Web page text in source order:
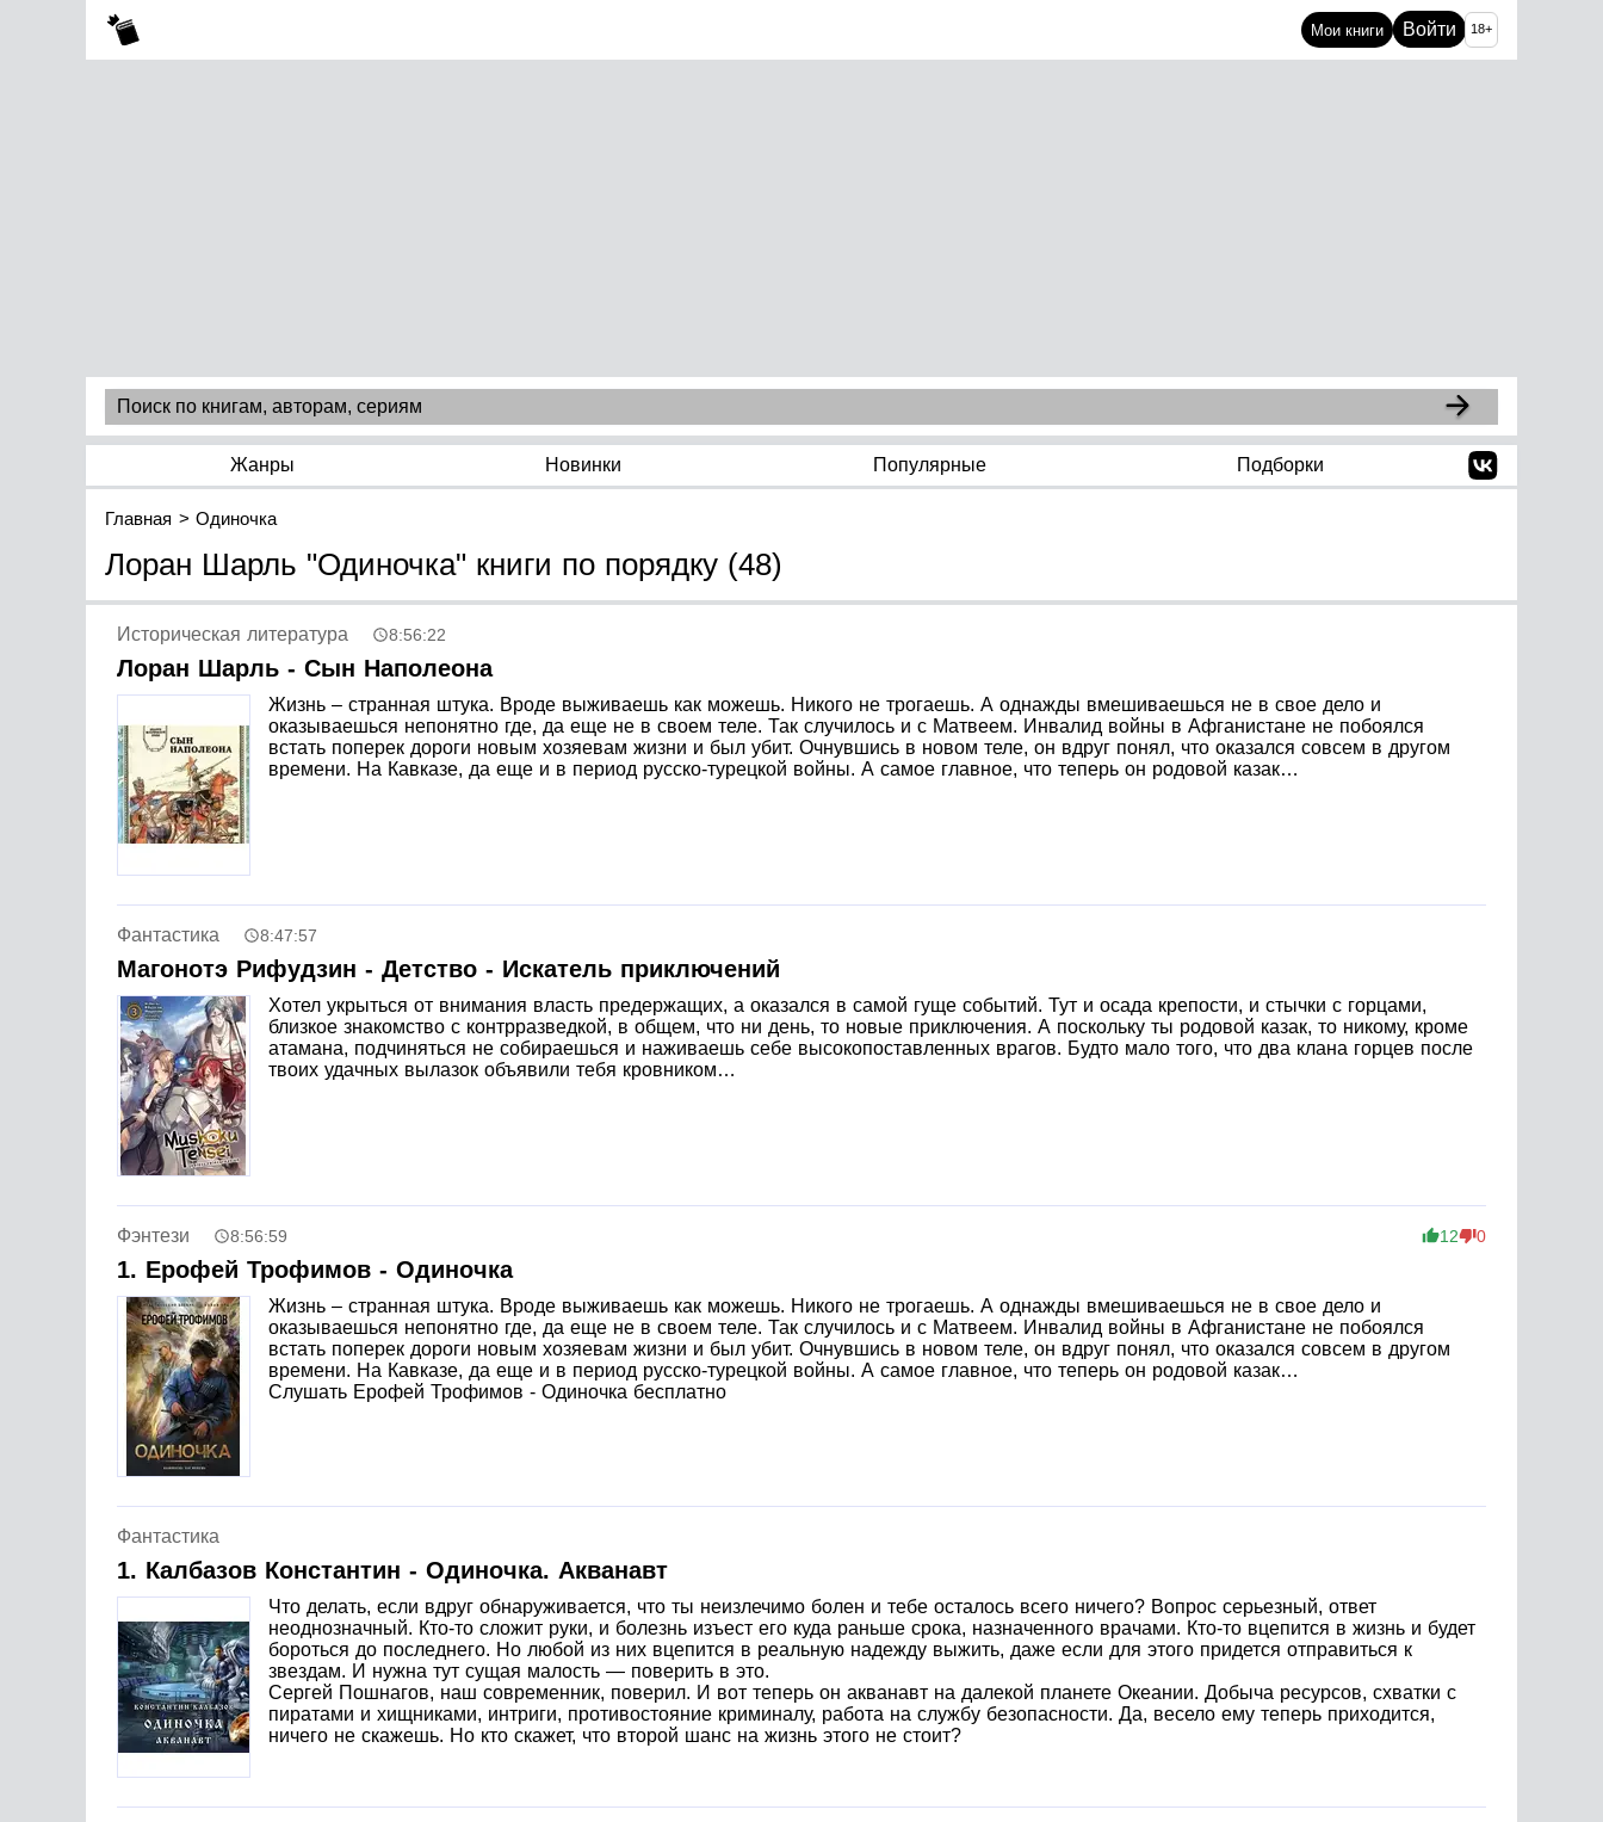
Мои книги Войти 18+
Жанры Новинки Популярные Подборки
Главная Одиночка
Лоран Шарль "Одиночка" книги по порядку (48)
Историческая литература 8:56:22
Лоран Шарль - Сын Наполеона
Жизнь – странная штука. Вроде выживаешь как можешь. Никого не трогаешь. А однажды вмешиваешься не в свое дело и
оказываешься непонятно где, да еще не в своем теле. Так случилось и с Матвеем. Инвалид войны в Афганистане не побоялся
встать поперек дороги новым хозяевам жизни и был убит. Очнувшись в новом теле, он вдруг понял, что оказался совсем в другом
времени. На Кавказе, да еще и в период русско-турецкой войны. А самое главное, что теперь он родовой казак…
Фантастика 8:47:57
Магонотэ Рифудзин - Детство - Искатель приключений
Хотел укрыться от внимания власть предержащих, а оказался в самой гуще событий. Тут и осада крепости, и стычки с горцами,
близкое знакомство с контрразведкой, в общем, что ни день, то новые приключения. А поскольку ты родовой казак, то никому, кроме
атамана, подчиняться не собираешься и наживаешь себе высокопоставленных врагов. Будто мало того, что два клана горцев после
твоих удачных вылазок объявили тебя кровником…
Фэнтези 8:56:59 12 0
1. Ерофей Трофимов - Одиночка
Жизнь – странная штука. Вроде выживаешь как можешь. Никого не трогаешь. А однажды вмешиваешься не в свое дело и
оказываешься непонятно где, да еще не в своем теле. Так случилось и с Матвеем. Инвалид войны в Афганистане не побоялся
встать поперек дороги новым хозяевам жизни и был убит. Очнувшись в новом теле, он вдруг понял, что оказался совсем в другом
времени. На Кавказе, да еще и в период русско-турецкой войны. А самое главное, что теперь он родовой казак…
Слушать Ерофей Трофимов - Одиночка бесплатно
Фантастика
1. Калбазов Константин - Одиночка. Акванавт
Что делать, если вдруг обнаруживается, что ты неизлечимо болен и тебе осталось всего ничего? Вопрос серьезный, ответ
неоднозначный. Кто-то сложит руки, и болезнь изъест его куда раньше срока, назначенного врачами. Кто-то вцепится в жизнь и будет
бороться до последнего. Но любой из них вцепится в реальную надежду выжить, даже если для этого придется отправиться к
звездам. И нужна тут сущая малость — поверить в это.
Сергей Пошнагов, наш современник, поверил. И вот теперь он акванавт на далекой планете Океании. Добыча ресурсов, схватки с
пиратами и хищниками, интриги, противостояние криминалу, работа на службу безопасности. Да, весело ему теперь приходится,
ничего не скажешь. Но кто скажет, что второй шанс на жизнь этого не стоит?